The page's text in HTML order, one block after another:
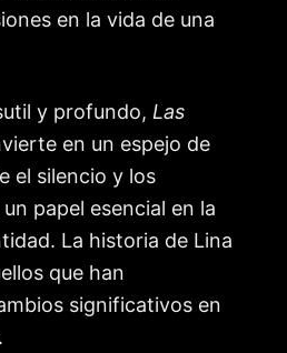
en la vida de una
y profundo, Las
en un espejo de
el silencio y los
papel esencial en la
La historia de Lina
que han
significativos en